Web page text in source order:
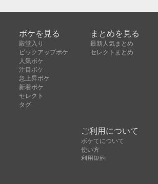
ボケを見る
殿堂入り
ピックアップボケ
人気ボケ
注目ボケ
急上昇ボケ
新着ボケ
セレクト
タグ
まとめを見る
最新人気まとめ
セレクトまとめ
ご利用について
ボケてについて
使い方
利用規約